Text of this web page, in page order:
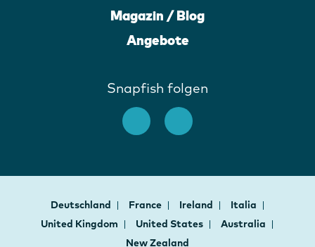
Magazin / Blog
Angebote
Snapfish folgen
Deutschland France Ireland
Italia
United Kingdom
United States
Australia
New Zealand